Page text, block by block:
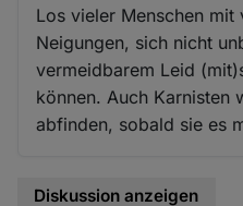
Los vieler Menschen mit
Neigungen, sich nicht
vermeidbarem Leid
können. Auch Karnisten
abfinden, sobald sie es
Diskussion anzeigen